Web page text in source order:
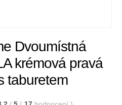
Dvoumístná
krémová pravá
taburetem